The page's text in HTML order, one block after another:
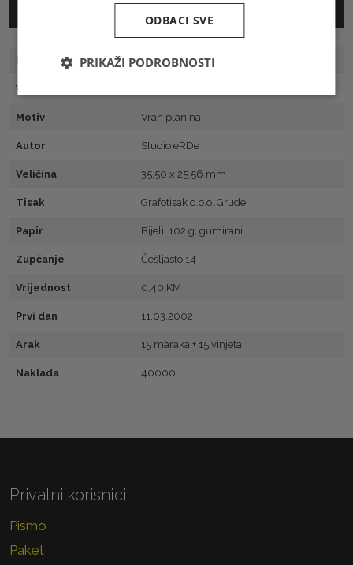
Broj marke 81
Vrsta
Motiv Vran planina
Autor Studio eRDe
Veličina 35,50 x 25,56 mm
Tisak Grafotisak d.o.o. Grude
Papir Bijeli, 102 g, gumirani
Zupčanje Češljasto 14
Vrijednost 0,40 KM
Prvi dan 11.03.2002
Arak 15 maraka + 15 vinjeta
Naklada 40000
Privatni korisnici
Pismo
Paket
ODBACI SVE
PRIKAŽI PODROBNOSTI